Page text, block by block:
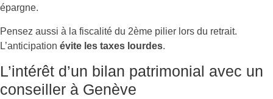
épargne.
Pensez aussi à la fiscalité du 2ème pilier lors du retrait.
L’anticipation évite les taxes lourdes.
L’intérêt d’un bilan patrimonial avec un
conseiller à Genève